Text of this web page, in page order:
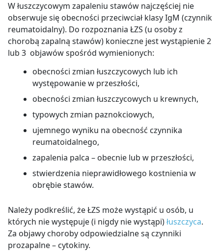
W łuszczycowym zapaleniu stawów najczęściej nie
obserwuje się obecności przeciwciał klasy IgM (czynnik
reumatoidalny). Do rozpoznania ŁZS (u osoby z
chorobą zapalną stawów) konieczne jest wystąpienie 2
lub 3 objawów spośród wymienionych:
obecności zmian łuszczycowych lub ich
występowanie w przeszłości,
obecności zmian łuszczycowych u krewnych,
typowych zmian paznokciowych,
ujemnego wyniku na obecność czynnika
reumatoidalnego,
zapalenia palca – obecnie lub w przeszłości,
stwierdzenia nieprawidłowego kostnienia w
obrębie stawów.
Należy podkreślić, że ŁZS może wystąpić u osób, u
których nie występuje (i nigdy nie wystąpi)łuszczyca.
Za objawy choroby odpowiedzialne są czynniki
prozapalne – cytokiny.